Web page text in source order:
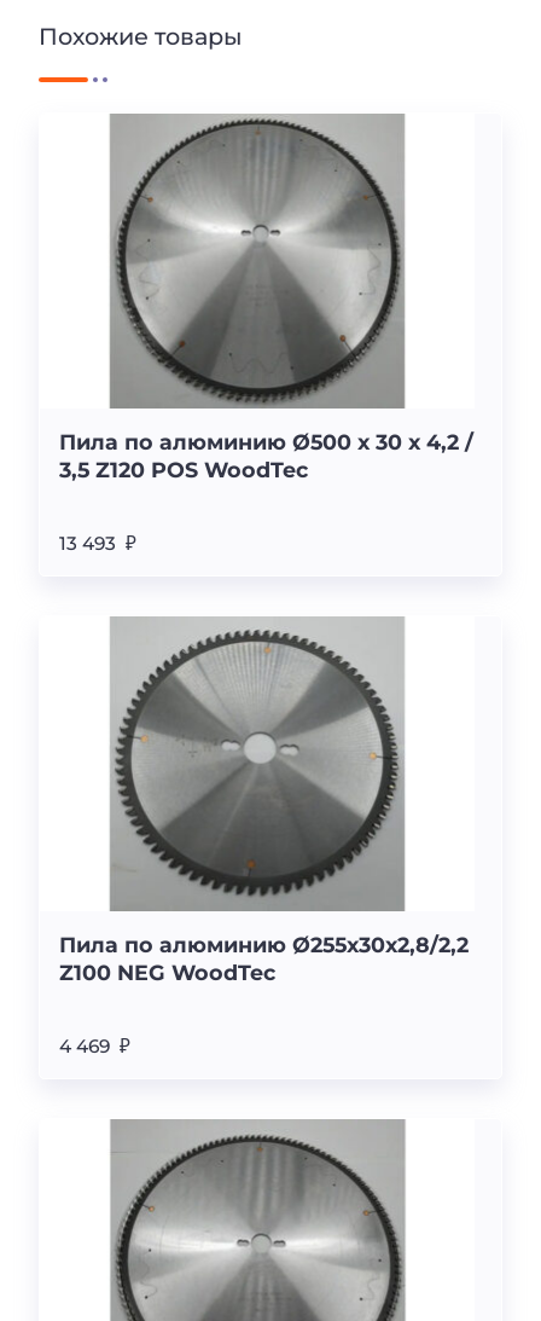
Похожие товары
Пила по алюминию Ø500 x 30 x 4,2 /
3,5 Z120 POS WoodTec
13 493 ₽
Пила по алюминию Ø255х30х2,8/2,2
Z100 NEG WoodTec
4 469 ₽